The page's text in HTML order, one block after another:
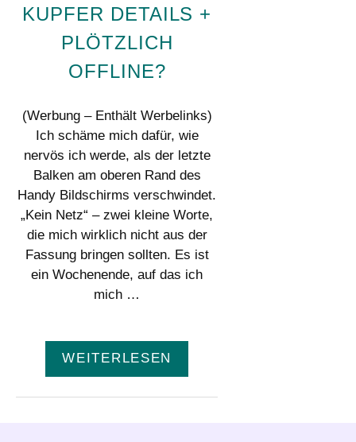
KUPFER DETAILS +
PLÖTZLICH
OFFLINE?
(Werbung – Enthält Werbelinks)
Ich schäme mich dafür, wie
nervös ich werde, als der letzte
Balken am oberen Rand des
Handy Bildschirms verschwindet.
„Kein Netz“ – zwei kleine Worte,
die mich wirklich nicht aus der
Fassung bringen sollten. Es ist
ein Wochenende, auf das ich
mich …
WEITERLESEN